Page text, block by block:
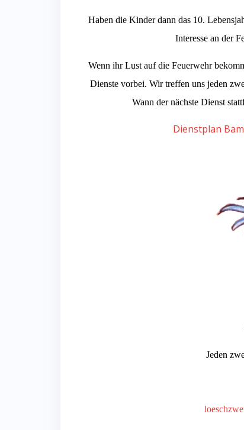
Haben die Kinder dann das 10.
Interesse an der
Wenn ihr Lust auf die Feuerwehr
Dienste vorbei. Wir treffen uns jeden
Wann der nächste Dienst
Dienstplan
Jeden